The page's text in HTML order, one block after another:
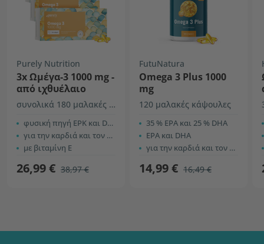
Purely Nutrition
3x Ωμέγα-3 1000 mg -
από ιχθυέλαιο
συνολικά 180 μαλακές κάψουλες
φυσική πηγή ΕΡΚ και DHA
για την καρδιά και τον εγκέφαλο
με βιταμίνη Ε
26,99 € 38,97 €
FutuNatura
Omega 3 Plus 1000
mg
120 μαλακές κάψουλες
35 % ΕPA και 25 % DHA
ΕPA και DHA
για την καρδιά και τον εγκέφαλο
14,99 € 16,49 €